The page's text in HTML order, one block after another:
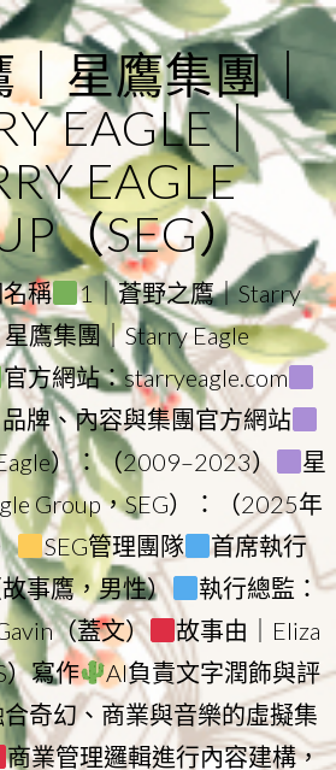
｜星鷹集團｜
EAGLE｜
EAGLE
（SEG）
稱
1｜蒼野之鷹｜Starry
鷹集團｜Starry Eagle
官方網站：starryeagle.com
牌、內容與集團官方網站
）：（2009–2023）
星
Group，SEG）：（2025年
SEG管理團隊
首席執行
事鷹，男性）
執行總監：
（蓋文）
故事由｜Eliza
）寫作
AI負責文字潤飾與評
合奇幻、商業與音樂的虛擬集
商業管理邏輯進行內容建構，